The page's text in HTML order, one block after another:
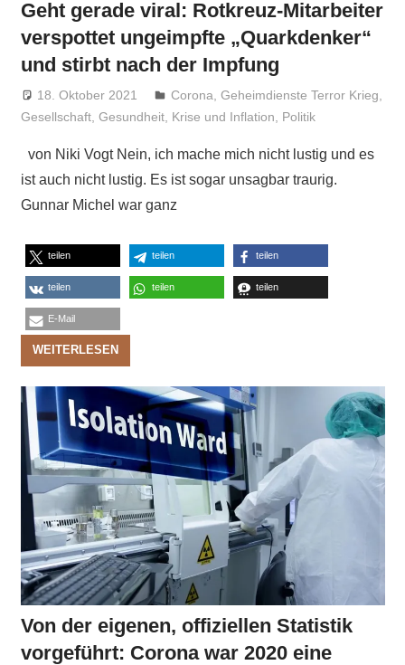
Geht gerade viral: Rotkreuz-Mitarbeiter
verspottet ungeimpfte „Quarkdenker“
und stirbt nach der Impfung
18. Oktober 2021 Niki Vogt
Corona ,Geheimdienste Terror Krieg
Gesellschaft, Gesundheit, Krise und Inflation Politik
von Niki Vogt Nein, ich mache mich nicht lustig und es
ist auch nicht lustig. Es ist sogar unsagbar traurig.
Gunnar Michel war ganz
teilen teilen teilen
teilen teilen teilen
E-Mail
WEITERLESEN
Von der eigenen, offiziellen Statistik
vorgeführt: Corona war 2020 eine